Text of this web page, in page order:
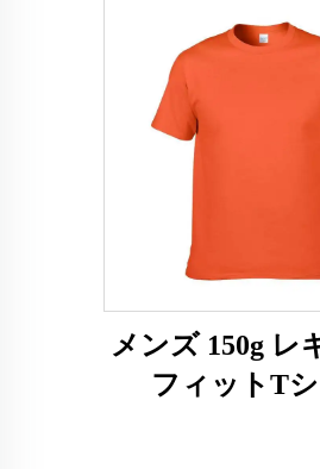
メンズ 150g レ
フィットT